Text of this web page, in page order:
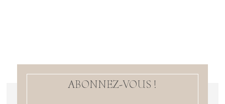
ABONNEZ-VOUS !